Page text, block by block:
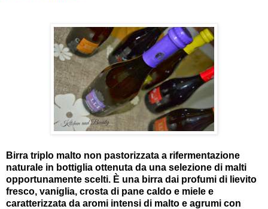
Birra triplo malto non pastorizzata a rifermentazione
naturale in bottiglia ottenuta da una selezione di malti
opportunamente scelti. È una birra dai profumi di lievito
fresco, vaniglia, crosta di pane caldo e miele e
caratterizzata da aromi intensi di malto e agrumi con